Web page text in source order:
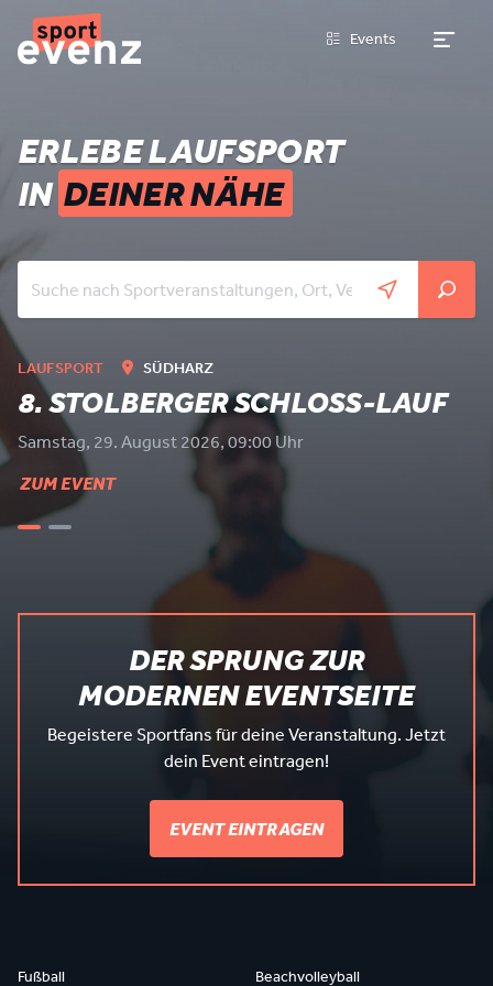
Events
ERLEBE LAUFSPORT
IN DEINER NÄHE
LAUFSPORT SÜDHARZ
8. STOLBERGER SCHLOSS-LAUF
Samstag, 29. August 2026, 09:00 Uhr
ZUM EVENT
DER SPRUNG ZUR
MODERNEN EVENTSEITE
Begeistere Sportfans für deine Veranstaltung. Jetzt
dein Event eintragen!
EVENT EINTRAGEN
Fußball Beachvolleyball